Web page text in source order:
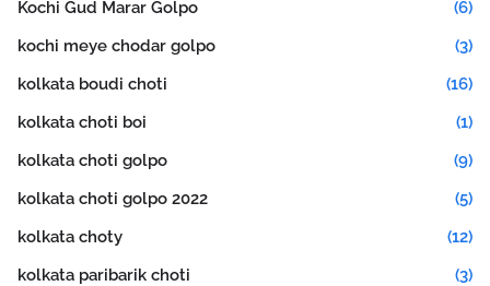
Kochi Gud Marar Golpo
(6)
kochi meye chodar golpo
(3)
kolkata boudi choti
(16)
kolkata choti boi
(1)
kolkata choti golpo
(9)
kolkata choti golpo 2022
(5)
kolkata choty
(12)
kolkata paribarik choti
(3)